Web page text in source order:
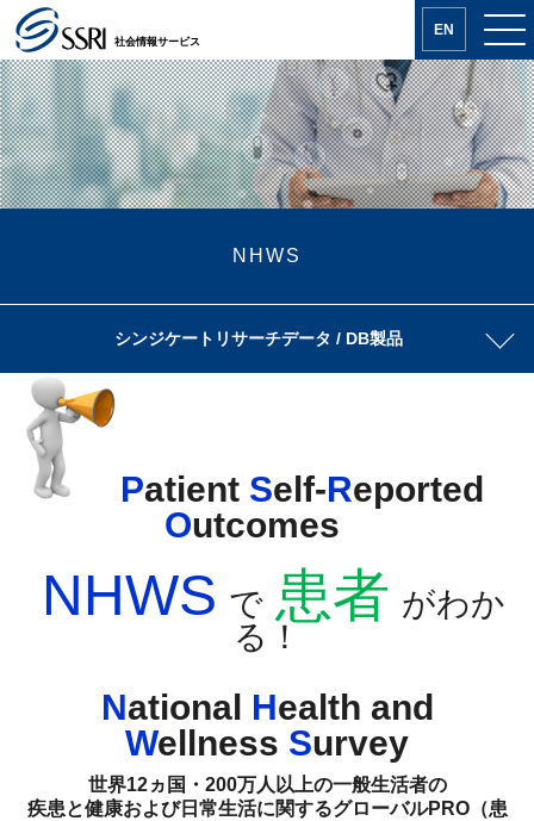
社会情報サービス
EN
NHWS
シンジケートリサーチデータ / DB製品
Patient Self-Reported
Outcomes
NHWS で 患者 がわか
る！
National Health and
Wellness Survey
世界12ヵ国・200万人以上の一般生活者の
疾患と健康および日常生活に関するグローバルPRO（患